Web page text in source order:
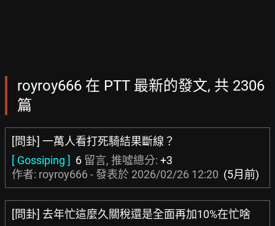
royroy666 在 PTT 最新的發文, 共 2306
篇
[問卦] 一萬人看打死騎結果斷線？
[ Gossiping ] 6 留言, 推噓總分: +3
作者: royroy666 - 發表於 2026/02/26 12:20 (5月前)
[問卦] 去年忙這麼久關稅還是全面再加10%在忙啥